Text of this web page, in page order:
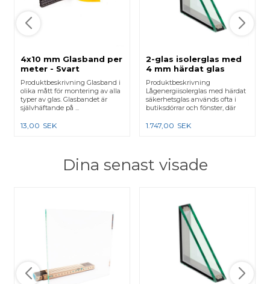
4x10 mm Glasband per
meter - Svart
Produktbeskrivning Glasband i
olika mått för montering av alla
typer av glas. Glasbandet är
självhäftande på ...
13,00 SEK
2-glas isolerglas med
4 mm härdat glas
Produktbeskrivning
Lågenergiisolerglas med härdat
säkerhetsglas används ofta i
butiksdörrar och fönster, där
1.747,00 SEK
Dina senast visade